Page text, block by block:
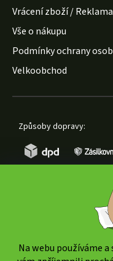
Na webu používáme
Vrácení zboží /
Vše o nákupu
Podmínky ochrany
Velkoobchod
Způsoby dopravy: